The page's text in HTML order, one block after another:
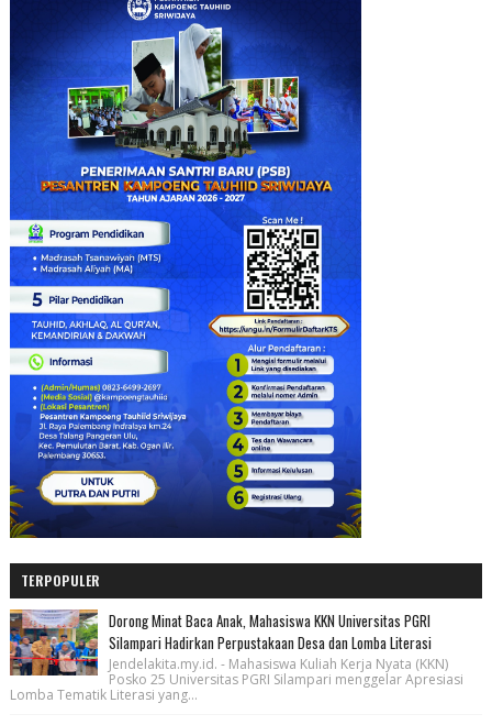
TERPOPULER
Dorong Minat Baca Anak, Mahasiswa KKN Universitas PGRI
Silampari Hadirkan Perpustakaan Desa dan Lomba Literasi
Jendelakita.my.id. - Mahasiswa Kuliah Kerja Nyata (KKN)
Posko 25 Universitas PGRI Silampari menggelar Apresiasi
Lomba Tematik Literasi yang...